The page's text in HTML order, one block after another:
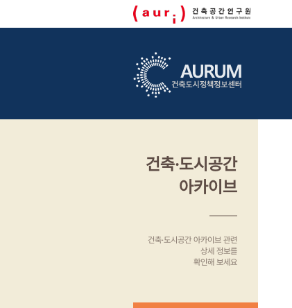
건축·도시공간
아카이브
건축·도시공간 아카이브 관련
상세 정보를
확인해 보세요